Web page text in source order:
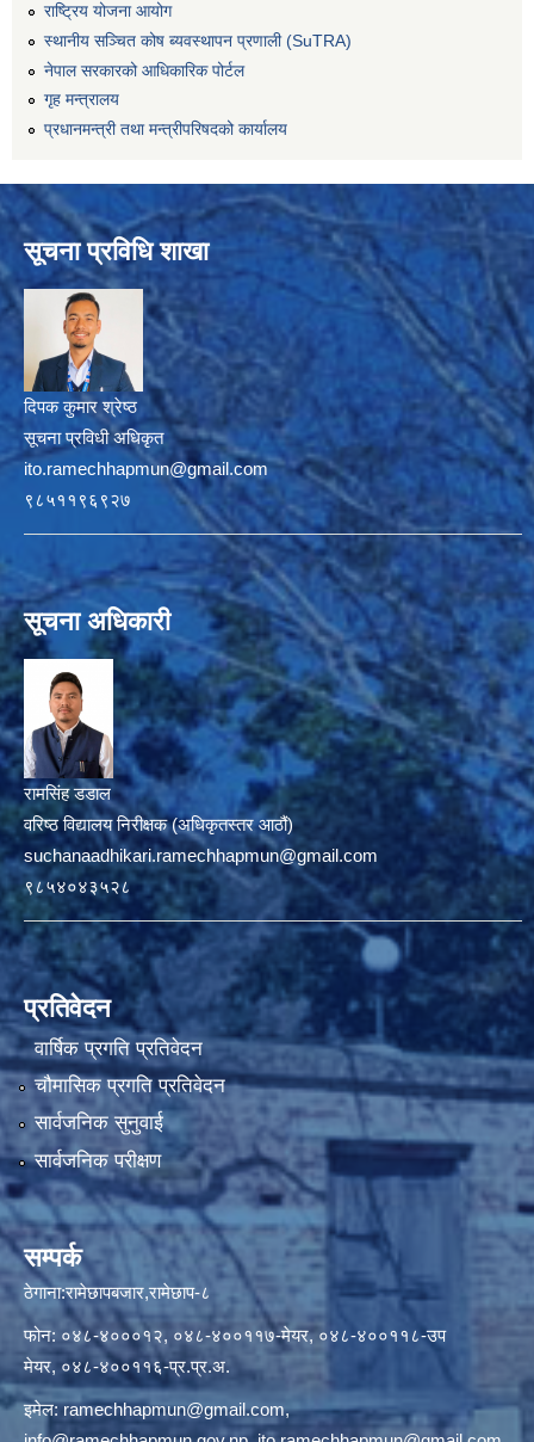
राष्ट्रिय योजना आयोग
स्थानीय सञ्चित कोष ब्यवस्थापन प्रणाली (SuTRA)
नेपाल सरकारको आधिकारिक पोर्टल
गृह मन्त्रालय
प्रधानमन्त्री तथा मन्त्रीपरिषदको कार्यालय
सूचना प्रविधि शाखा
दिपक कुमार श्रेष्ठ
सूचना प्रविधी अधिकृत
ito.ramechhapmun@gmail.com
९८५११९६९२७
सूचना अधिकारी
रामसिंह डडाल
वरिष्ठ विद्यालय निरीक्षक (अधिकृतस्तर आठौं)
suchanaadhikari.ramechhapmun@gmail.com
९८५४०४३५२८
प्रतिवेदन
वार्षिक प्रगति प्रतिवेदन
चौमासिक प्रगति प्रतिवेदन
सार्वजनिक सुनुवाई
सार्वजनिक परीक्षण
सम्पर्क
ठेगाना:रामेछापबजार,रामेछाप-८
फोन: ०४८-४०००१२, ०४८-४००११७-मेयर, ०४८-४००११८-उप
मेयर, ०४८-४००११६-प्र.प्र.अ.
इमेल:ramechhapmun@gmail.com,